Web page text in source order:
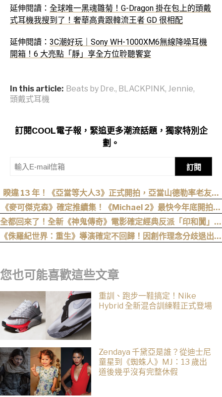
延伸閱讀： 全球唯一黑魂雛菊！G-Dragon 掛在包上的頭戴
式耳機我搜到了！奢華高貴跟韓流王者 GD 很相配
延伸閱讀： 3C潮好玩｜Sony WH-1000XM6無線降噪耳機
開箱！6 大亮點「靜」享全方位聆聽饗宴
In this article: Beats by Dre., BLACKPINK, Jennie,
頭戴式耳機
訂閱COOL電子報，緊追更多潮流話題，獨家特別企
劃。
訂閱
睽違 13 年！《亞當等大人3》正式開拍，亞當山德勒率老友轉
戰 Netflix
《麥可傑克森》確定推續集！《Michael 2》最快今年底開拍、
上映時間曝光
全都回來了！全新《神鬼傳奇》電影確定經典反派「印和闐」也
會回歸
《侏羅紀世界：重生》導演確定不回歸！因創作理念分歧退出續
您也可能喜歡這些文章
重訓、跑步一鞋搞定！Nike
Hybrid 全新混合訓練鞋正式登場
Zendaya 千黛亞是誰？從迪士尼
童星到《蜘蛛人》MJ：13 歲出
道後幾乎沒有完整休假